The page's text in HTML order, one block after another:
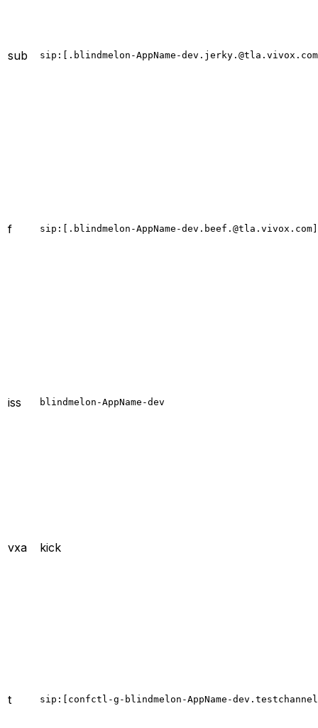
sub sip:[.blindmelon-AppName-
f sip:[.blindmelon-AppName-
iss blindmelon-AppName-dev
vxa kick
t sip:[confctl-g-blindmelon-AppName-